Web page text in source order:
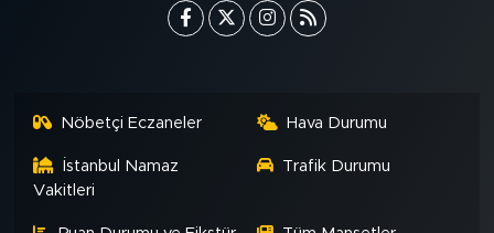
Nöbetçi Eczaneler Hava Durumu
İstanbul Namaz
Vakitleri
Trafik Durumu